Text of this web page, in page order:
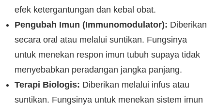
efek ketergantungan dan kebal obat.
Pengubah Imun (Immunomodulator): Diberikan
secara oral atau melalui suntikan. Fungsinya
untuk menekan respon imun tubuh supaya tidak
menyebabkan peradangan jangka panjang.
Terapi Biologis: Diberikan melalui infus atau
suntikan. Fungsinya untuk menekan sistem imun